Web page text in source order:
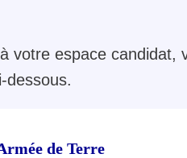
votre espace candidat,
dessous.
de Terre